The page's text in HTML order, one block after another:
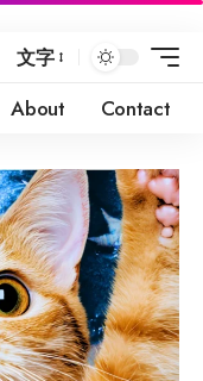
文字
About Contact